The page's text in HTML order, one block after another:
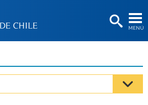
MENÚ
BIBLIOTECAS
Estudiantes